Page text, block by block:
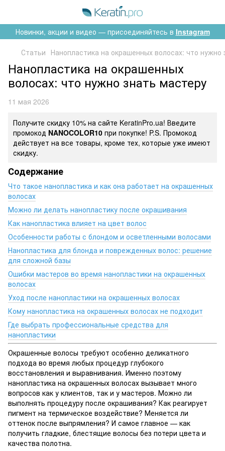
Новинки, акции и видео — присоединяйтесь в Instagram
Статьи Нанопластика на окрашенных волосах: что нужно
Нанопластика на окрашенных
волосах: что нужно знать мастеру
11 мая 2026
Получите скидку 10% на сайте KeratinPro.ua! Введите
промокод NANOCOLOR10 при покупке! P.S. Промокод
действует на все товары, кроме тех, которые уже имеют
скидку.
Содержание
Что такое нанопластика и как она работает на окрашенных
волосах
Можно ли делать нанопластику после окрашивания
Как нанопластика влияет на цвет волос
Особенности работы с блондом и осветленными волосами
Нанопластика для блонда и поврежденных волос: решение
для сложной базы
Ошибки мастеров во время нанопластики на окрашенных
волосах
Уход после нанопластики на окрашенных волосах
Кому нанопластика на окрашенных волосах не подходит
Где выбрать профессиональные средства для
нанопластики
Окрашенные волосы требуют особенно деликатного
подхода во время любых процедур глубокого
восстановления и выравнивания. Именно поэтому
нанопластика на окрашенных волосах вызывает много
вопросов как у клиентов, так и у мастеров. Можно ли
выполнять процедуру после окрашивания? Как реагирует
пигмент на термическое воздействие? Меняется ли
оттенок после выпрямления? И самое главное — как
получить гладкие, блестящие волосы без потери цвета и
качества полотна.